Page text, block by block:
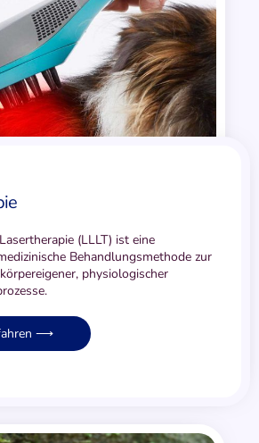
(LLLT) ist eine
Behandlungsmethode zur
physiologischer
⟶